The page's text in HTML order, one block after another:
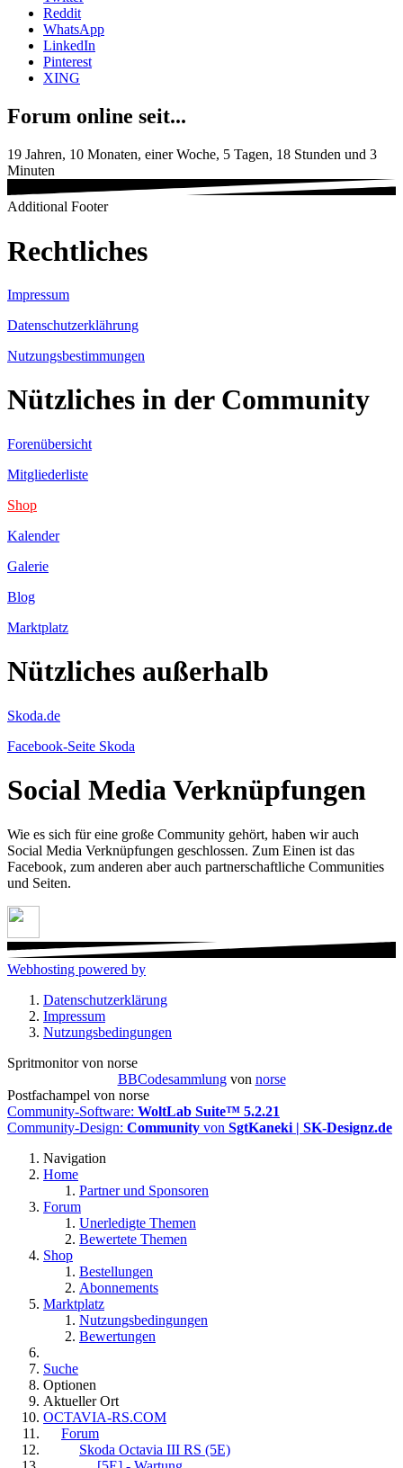
Reddit
WhatsApp
LinkedIn
Pinterest
XING
Forum online seit...
19 Jahren, 10 Monaten, einer Woche, 5 Tagen, 18 Stunden und 3
Minuten
Additional Footer
Rechtliches
Impressum
Datenschutzerklährung
Nutzungsbestimmungen
Nützliches in der Community
Forenübersicht
Mitgliederliste
Shop
Kalender
Galerie
Blog
Marktplatz
Nützliches außerhalb
Skoda.de
Facebook-Seite Skoda
Social Media Verknüpfungen
Wie es sich für eine große Community gehört, haben wir auch
Social Media Verknüpfungen geschlossen. Zum Einen ist das
Facebook, zum anderen aber auch partnerschaftliche Communities
und Seiten.
Webhosting powered by
Datenschutzerklärung
Impressum
Nutzungsbedingungen
Spritmonitor von norse
BBCodesammlungvon norse
Postfachampel von norse
Community-Software: WoltLab Suite™ 5.2.21
Community-Design: Community von SgtKaneki | SK-Designz.de
Navigation
Home
Partner und Sponsoren
Forum
Unerledigte Themen
Bewertete Themen
Shop
Bestellungen
Abonnements
Marktplatz
Nutzungsbedingungen
Bewertungen
Suche
Optionen
Aktueller Ort
OCTAVIA-RS.COM
Forum
Skoda Octavia III RS (5E)